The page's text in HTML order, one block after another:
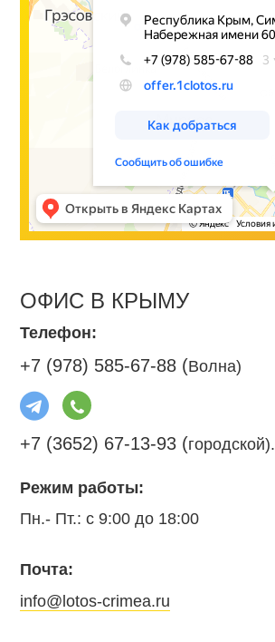
ОФИС В КРЫМУ
Телефон:
+7 (978) 585-67-88 (Волна)
+7 (3652) 67-13-93 (городской).
Режим работы:
Пн.- Пт.: с 9:00 до 18:00
Почта:
info@lotos-crimea.ru